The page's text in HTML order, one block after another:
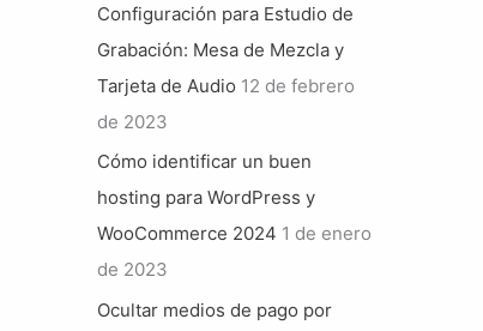
Configuración para Estudio de
Grabación: Mesa de Mezcla y
Tarjeta de Audio 12 de febrero
de 2023
Cómo identificar un buen
hosting para WordPress y
WooCommerce 2024 1 de enero
de 2023
Ocultar medios de pago por